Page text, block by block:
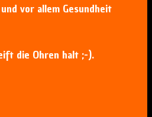
vor allem Gesundheit
die Ohren halt ;-).